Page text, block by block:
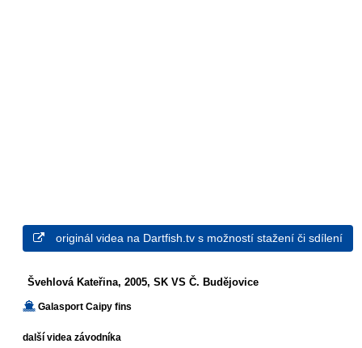
originál videa na Dartfish.tv s možností stažení či sdílení
Švehlová Kateřina, 2005, SK VS Č. Budějovice
Galasport Caipy fins
další videa závodníka